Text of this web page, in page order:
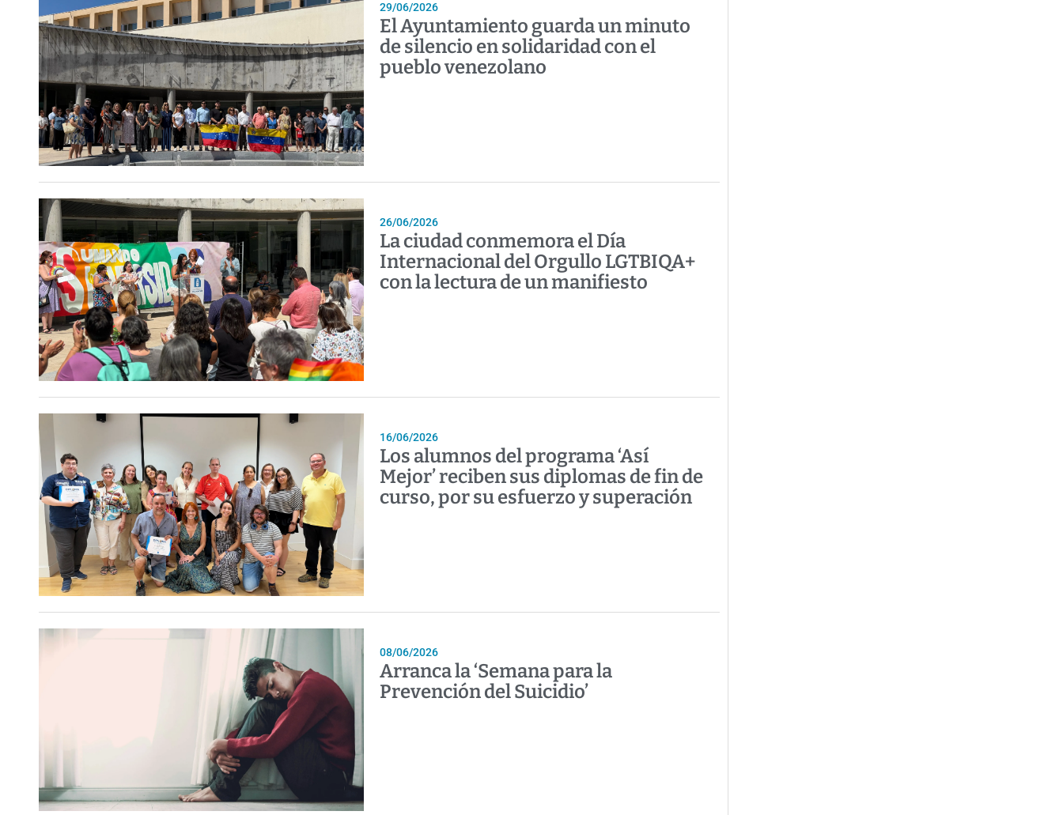
29/06/2026
El Ayuntamiento guarda un minuto
de silencio en solidaridad con el
pueblo venezolano
26/06/2026
La ciudad conmemora el Día
Internacional del Orgullo LGTBIQA+
con la lectura de un manifiesto
16/06/2026
Los alumnos del programa ‘Así
Mejor’ reciben sus diplomas de fin de
curso, por su esfuerzo y superación
08/06/2026
Arranca la ‘Semana para la
Prevención del Suicidio’